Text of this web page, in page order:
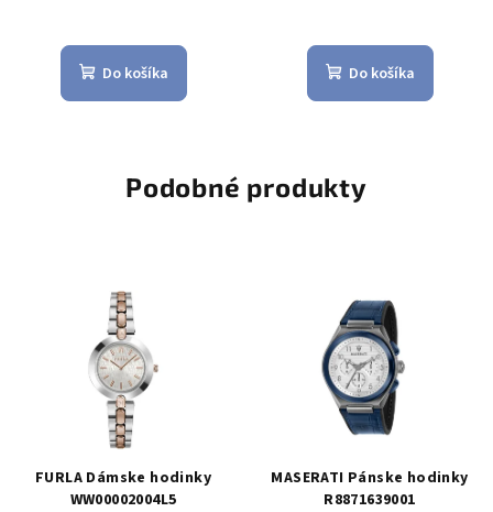
Do košíka Do košíka
Podobné produkty
FURLA Dámske hodinky
WW00002004L5
MASERATI Pánske hodinky
R8871639001